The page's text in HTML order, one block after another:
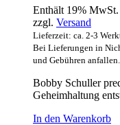
Enthält 19% MwSt.
zzgl. Versand
Lieferzeit: ca. 2-3
Bei Lieferungen in
und Gebühren anfallen.
Bobby Schuller
Geheimhaltung
In den Warenkorb